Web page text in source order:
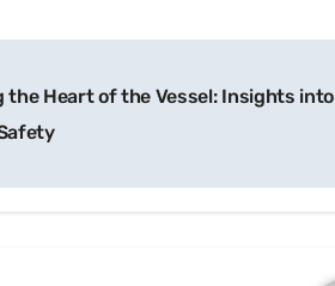
the Heart of the Vessel: Insights into